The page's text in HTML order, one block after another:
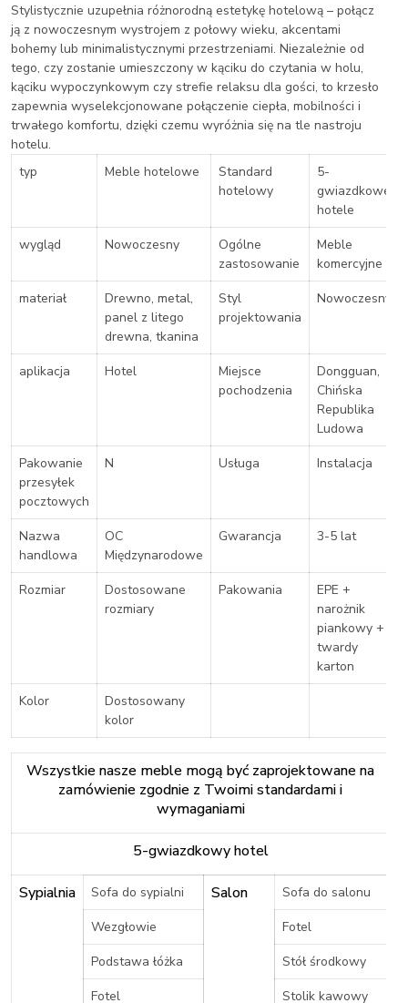
Stylistycznie uzupełnia różnorodną estetykę hotelową – połącz
ją z nowoczesnym wystrojem z połowy wieku, akcentami
bohemy lub minimalistycznymi przestrzeniami. Niezależnie od
tego, czy zostanie umieszczony w kąciku do czytania w holu,
kąciku wypoczynkowym czy strefie relaksu dla gości, to krzesło
zapewnia wyselekcjonowane połączenie ciepła, mobilności i
trwałego komfortu, dzięki czemu wyróżnia się na tle nastroju
hotelu.
typ
Meble hotelowe
Standard
hotelowy
5-
gwiazdkowe
hotele
wygląd
Nowoczesny
Ogólne
zastosowanie
Meble
komercyjne
materiał
Drewno, metal,
panel z litego
drewna, tkanina
Styl
projektowania
Nowoczesny
aplikacja Hotel
Miejsce
pochodzenia
Dongguan,
Chińska
Republika
Ludowa
Pakowanie
przesyłek
pocztowych
N Usługa Instalacja
Nazwa
handlowa
OC
Międzynarodowe
Gwarancja 3-5 lat
Rozmiar
Dostosowane
rozmiary
Pakowania
EPE +
narożnik
piankowy +
twardy
karton
Kolor
Dostosowany
kolor
Wszystkie nasze meble mogą być zaprojektowane na
zamówienie zgodnie z Twoimi standardami i
wymaganiami
5-gwiazdkowy hotel
Sypialnia Sofa do sypialni Salon
Sofa do salonu
Wezgłowie
Fotel
Podstawa łóżka
Stół środkowy
Fotel
Stolik kawowy